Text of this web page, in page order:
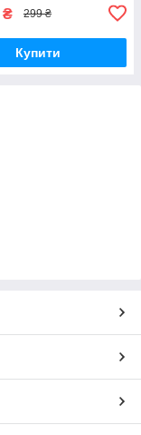
₴ 299 ₴
Купити